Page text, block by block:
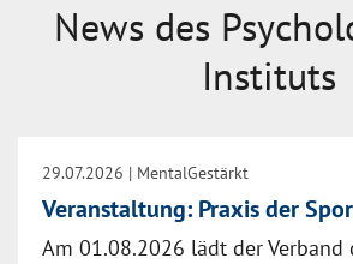
News des
Instituts
29.07.2026 | MentalGestärkt
Veranstaltung: Praxis der
Am 01.08.2026 lädt der Verband